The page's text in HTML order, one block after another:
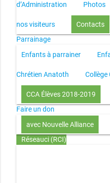
d’Administration Photos
nos visiteurs
Contacts
Parrainage
Enfants à parrainer
Chrétien Anatoth
CCA Élèves 2018-2019
Faire un don
avec Nouvelle Alliance
Réseauci (RCI)